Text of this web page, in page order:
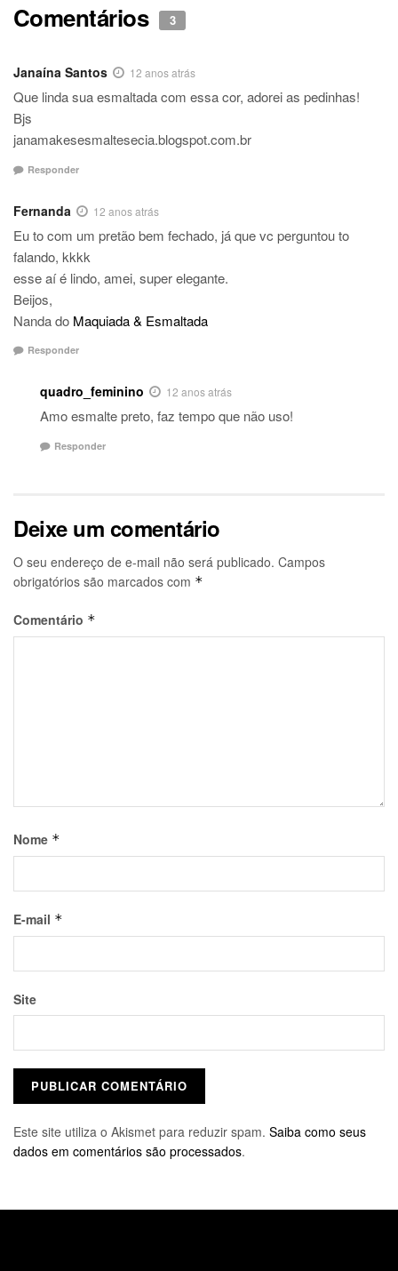
Comentários 3
Janaína Santos 12 anos atrás
Que linda sua esmaltada com essa cor, adorei as pedinhas!
Bjs
janamakesesmaltesecia.blogspot.com.br
Responder
Fernanda 12 anos atrás
Eu to com um pretão bem fechado, já que vc perguntou to
falando, kkkk
esse aí é lindo, amei, super elegante.
Beijos,
Nanda do Maquiada & Esmaltada
Responder
quadro_feminino 12 anos atrás
Amo esmalte preto, faz tempo que não uso!
Responder
Deixe um comentário
O seu endereço de e-mail não será publicado. Campos
obrigatórios são marcados com *
Comentário *
Nome *
E-mail *
Site
Este site utiliza o Akismet para reduzir spam. Saiba como seus
dados em comentários são processados.